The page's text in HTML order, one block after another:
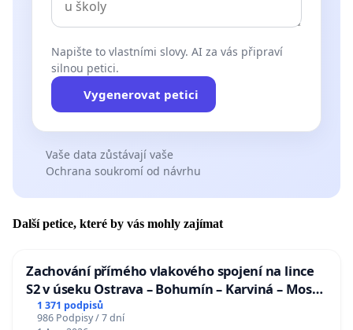
Napište to vlastními slovy. AI za vás připraví
silnou petici.
Vygenerovat petici
Vaše data zůstávají vaše
Ochrana soukromí od návrhu
Další petice, které by vás mohly zajímat
Zachování přímého vlakového spojení na lince
S2 v úseku Ostrava – Bohumín – Karviná – Mosty
u Jablunkova
1 371 podpisů
986 Podpisy / 7 dní